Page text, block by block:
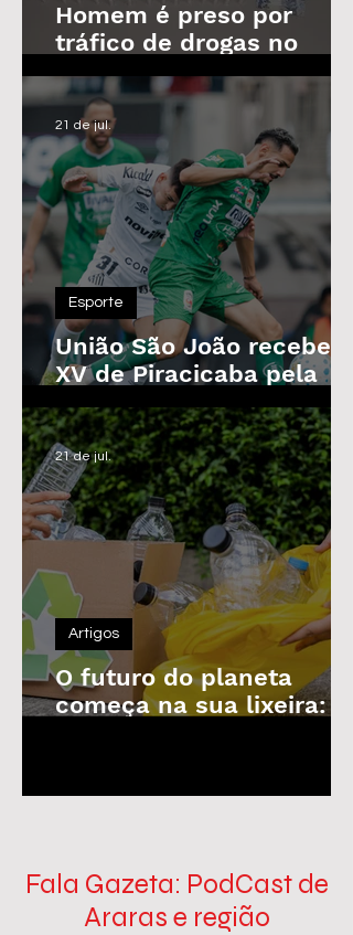
Homem é preso por
tráfico de drogas no
Parque das Árvores, em
Araras
União São João recebe o
XV de Piracicaba pela
Copa Paulista nesta
quarta-feira
Esporte
21 de jul.
O futuro do planeta
começa na sua lixeira: o
Artigos
21 de jul.
Fala Gazeta: PodCast de
Araras e região